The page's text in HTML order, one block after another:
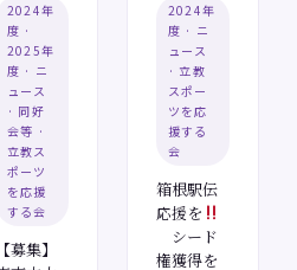
2024年
度 ·
2025年
度 · ニ
ュース
· 同好
会等 ·
立教ス
ポーツ
を応援
する会
【募集】
2024年
度 · ニ
ュース
· 立教
スポー
ツを応
援する
会
箱根駅伝
応援を
シード
権獲得を